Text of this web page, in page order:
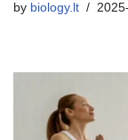
by biology.lt